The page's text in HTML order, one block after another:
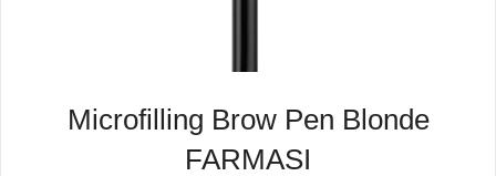
Microfilling Brow Pen Blonde
FARMASI